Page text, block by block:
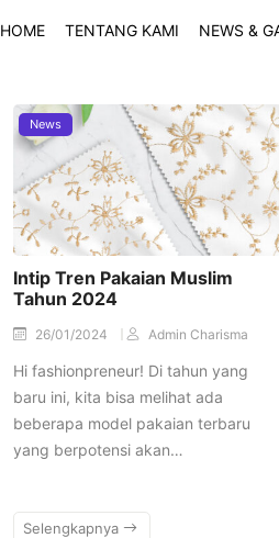
HOME TENTANG KAMI NEWS &
News
Intip Tren Pakaian Muslim
Tahun 2024
26/01/2024 Admin Charisma
Hi fashionpreneur! Di tahun yang
baru ini, kita bisa melihat ada
beberapa model pakaian terbaru
yang berpotensi akan…
Selengkapnya